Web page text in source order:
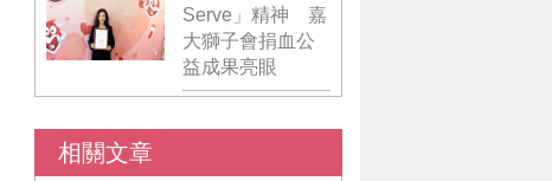
Serve」精神 嘉
大獅子會捐血公
益成果亮眼
相關文章